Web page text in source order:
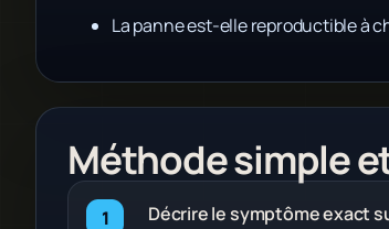
La panne est-elle reproductible à
Méthode simple
Décrire le symptôme exact